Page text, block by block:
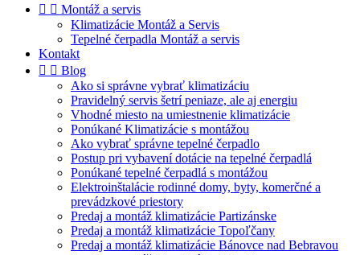
  Montáž a servis
Klimatizácie Montáž a Servis
Tepelné čerpadla Montáž a servis
Kontakt
  Blog
Ako si správne vybrať klimatizáciu
Pravidelný servis šetrí peniaze, ale aj energiu
Vhodné miesto na umiestnenie klimatizácie
Ponúkané Klimatizácie s montážou
Ako vybrať správne tepelné čerpadlo
Postup pri vybavení dotácie na tepelné čerpadlá
Ponúkané tepelné čerpadlá s montážou
Elektroinštalácie rodinné domy, byty, komerčné a
prevádzkové priestory
Predaj a montáž klimatizácie Partizánske
Predaj a montáž klimatizácie Topoľčany
Predaj a montáž klimatizácie Bánovce nad Bebravou